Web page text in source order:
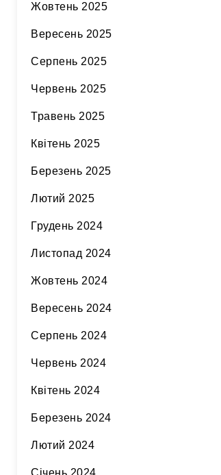
Жовтень 2025
Вересень 2025
Серпень 2025
Червень 2025
Травень 2025
Квітень 2025
Березень 2025
Лютий 2025
Грудень 2024
Листопад 2024
Жовтень 2024
Вересень 2024
Серпень 2024
Червень 2024
Квітень 2024
Березень 2024
Лютий 2024
Січень 2024